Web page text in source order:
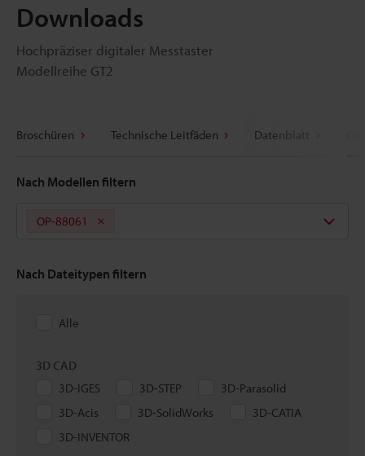
Downloads
Hochpräziser digitaler Messtaster
Modellreihe GT2
Broschüren Technische Leitfäden Datenblatt
Nach Modellen filtern
OP-88061
Nach Dateitypen filtern
Alle
3D CAD
3D-IGES
3D-STEP
3D-Parasolid
3D-Acis
3D-SolidWorks
3D-CATIA
3D-INVENTOR